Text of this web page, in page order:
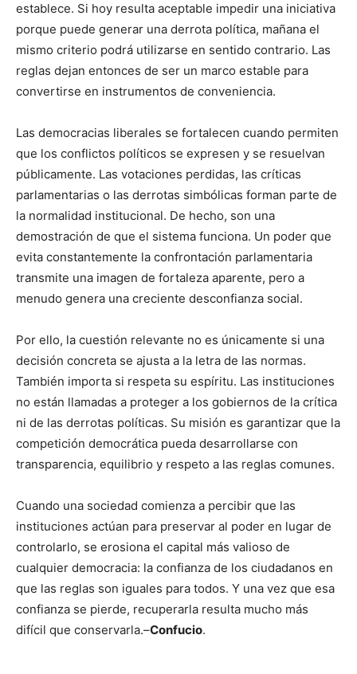
establece. Si hoy resulta aceptable impedir una iniciativa
porque puede generar una derrota política, mañana el
mismo criterio podrá utilizarse en sentido contrario. Las
reglas dejan entonces de ser un marco estable para
convertirse en instrumentos de conveniencia.
Las democracias liberales se fortalecen cuando permiten
que los conflictos políticos se expresen y se resuelvan
públicamente. Las votaciones perdidas, las críticas
parlamentarias o las derrotas simbólicas forman parte de
la normalidad institucional. De hecho, son una
demostración de que el sistema funciona. Un poder que
evita constantemente la confrontación parlamentaria
transmite una imagen de fortaleza aparente, pero a
menudo genera una creciente desconfianza social.
Por ello, la cuestión relevante no es únicamente si una
decisión concreta se ajusta a la letra de las normas.
También importa si respeta su espíritu. Las instituciones
no están llamadas a proteger a los gobiernos de la crítica
ni de las derrotas políticas. Su misión es garantizar que la
competición democrática pueda desarrollarse con
transparencia, equilibrio y respeto a las reglas comunes.
Cuando una sociedad comienza a percibir que las
instituciones actúan para preservar al poder en lugar de
controlarlo, se erosiona el capital más valioso de
cualquier democracia: la confianza de los ciudadanos en
que las reglas son iguales para todos. Y una vez que esa
confianza se pierde, recuperarla resulta mucho más
difícil que conservarla.–Confucio.